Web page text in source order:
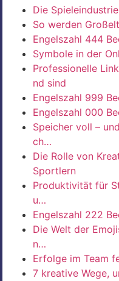
Die
So werden
Engelszahl 444
Symbole in der
Professionelle
nd sind
Engelszahl 999
Engelszahl 000
Speicher voll –
ch…
Die Rolle von
Sportlern
Produktivität für
u…
Engelszahl 222
Die Welt der
n…
Erfolge im Team
7 kreative Wege,